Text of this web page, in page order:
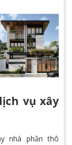
vụ xây
nhà phần thô